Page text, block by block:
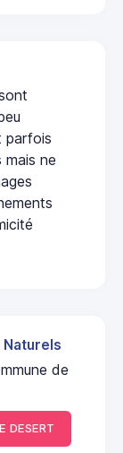
parfois
ne
de
DESERT